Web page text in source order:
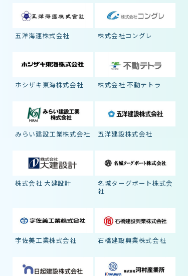
五洋海運株式会社 株式会社コングレ
ホシザキ東海株式会社 株式会社 不動テトラ
みらい建設工業株式会社 五洋建設株式会社
株式会社 大建設計
名城ターグボート株式会
社
宇佐美工業株式会社 石橋建設興業株式会社